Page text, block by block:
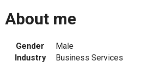
About me
Gender
Male
Industry
Business Services